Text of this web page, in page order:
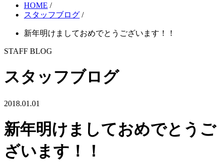
HOME /
スタッフブログ /
新年明けましておめでとうございます！！
STAFF BLOG
スタッフブログ
2018.01.01
新年明けましておめでとうご
ざいます！！